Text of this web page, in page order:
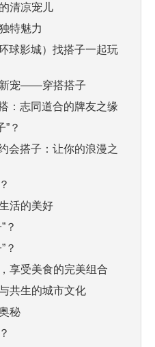
清凉宠儿
特魅力
球影城）找搭子一起玩
宠——穿搭搭子
：志同道合的牌友之缘
”？
会搭子：让你的浪漫之
活的美好
？
？
享受美食的完美组合
共生的城市文化
秘